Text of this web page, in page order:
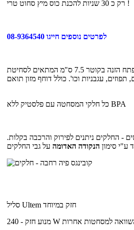
רק כ 30 שניות להכנת כוס מיץ סחוט טרי !
לפרטים נוספים חייגו 08-9364540
מכסה מיכל עם פיה רחבה ופתח הזנה בקוטר 7.5 ס"מ המתאים לסחיטת
כל חלקי המסחטה עם פלסטיק ללא BPA
- החלקים ניתנים לפירוק והרכבה בקלות.
סימון הנקודה האדומה על גבי החלקים
סליל Ultem חזק במיוחד